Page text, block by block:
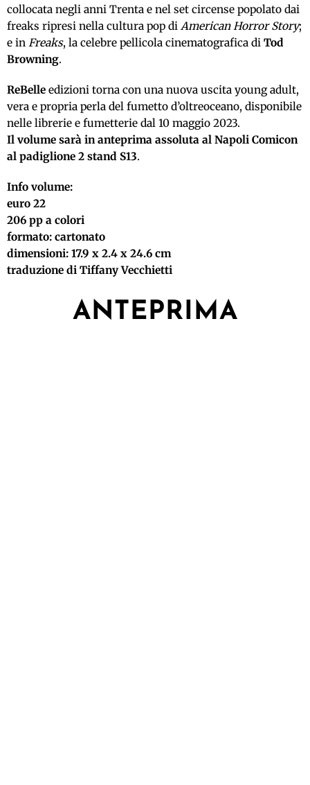
collocata negli anni Trenta e nel set circense popolato dai
freaks ripresi nella cultura pop di American Horror Story;
e in Freaks, la celebre pellicola cinematografica di Tod
Browning.
ReBelle edizioni torna con una nuova uscita young adult,
vera e propria perla del fumetto d’oltreoceano, disponibile
nelle librerie e fumetterie dal 10 maggio 2023.
Il volume sarà in anteprima assoluta al Napoli Comicon
al padiglione 2 stand S13.
Info volume:
euro 22
206 pp a colori
formato: cartonato
dimensioni: 17.9 x 2.4 x 24.6 cm
traduzione di Tiffany Vecchietti
ANTEPRIMA